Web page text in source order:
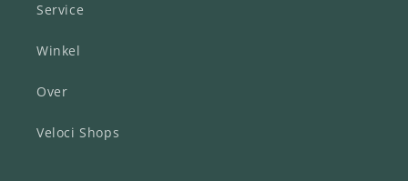
Service
Winkel
Over
Veloci Shops